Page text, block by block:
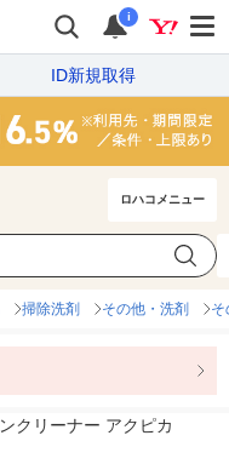
i
ID新規取得
ロハコメニュー
掃除洗剤 その他・洗剤 そ